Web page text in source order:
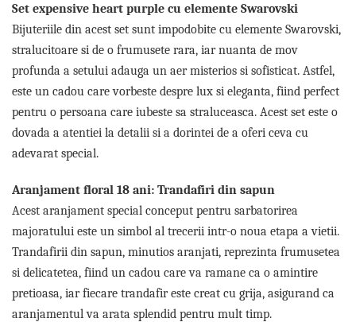
Pijamale BIG SIZE femei
Cadouri ocazii speciale
Tricouri de craciun
Tricouri de cuplu Valentine's Day
Valentine's Day
Cadouri pentru Bunici
Cadouri pentru Nasi si Fini
Cadouri Craciun
Cadouri pentru Mama
Cadouri pentru profesori sau absolventi
Cadouri Back to school
Cadouri de Paște
Cadouri Traditionale Romanesti
8 Martie
Cadouri pentru CUPLU El & Ea
Set expensive heart purple cu elemente Swarovski
Bijuteriile din acest set sunt impodobite cu elemente Swarovski,
stralucitoare si de o frumusete rara, iar nuanta de mov
profunda a setului adauga un aer misterios si sofisticat. Astfel,
este un cadou care vorbeste despre lux si eleganta, fiind perfect
pentru o persoana care iubeste sa straluceasca. Acest set este o
dovada a atentiei la detalii si a dorintei de a oferi ceva cu
adevarat special.
Aranjament floral 18 ani: Trandafiri din sapun
Acest aranjament special conceput pentru sarbatorirea
majoratului este un simbol al trecerii intr-o noua etapa a vietii.
Trandafirii din sapun, minutios aranjati, reprezinta frumusetea
si delicatetea, fiind un cadou care va ramane ca o amintire
pretioasa, iar fiecare trandafir este creat cu grija, asigurand ca
aranjamentul va arata splendid pentru mult timp.